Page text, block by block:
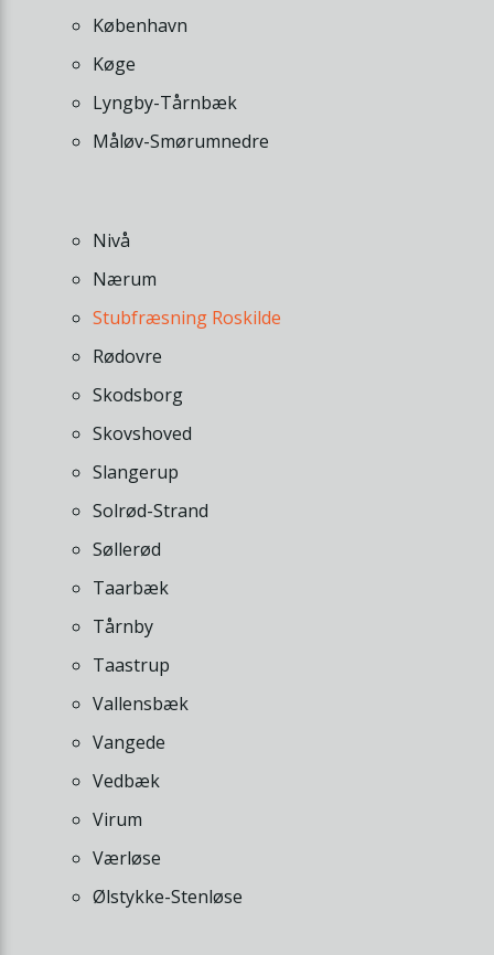
København
Køge
Lyngby-Tårnbæk
Måløv-Smørumnedre
Nivå
Nærum
Stubfræsning Roskilde
Rødovre
Skodsborg
Skovshoved
Slangerup
Solrød-Strand
Søllerød
Taarbæk
Tårnby
Taastrup
Vallensbæk
Vangede
Vedbæk
Virum
Værløse
Ølstykke-Stenløse